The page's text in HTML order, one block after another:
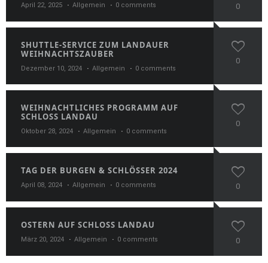
April 22, 2025 Allgemein 0 comments 0
SHUTTLE-SERVICE ZUM LANDAUER
WEIHNACHTSZAUBER
Dezember 10, 2024 Allgemein 0 comments
0
WEIHNACHTLICHES PROGRAMM AUF
SCHLOSS LANDAU
Oktober 28, 2024 Allgemein 0 comments
0
TAG DER BURGEN & SCHLÖSSER 2024
April 08, 2024 Allgemein 0 comments 0
OSTERN AUF SCHLOSS LANDAU
März 20, 2024 Allgemein 0 comments 0